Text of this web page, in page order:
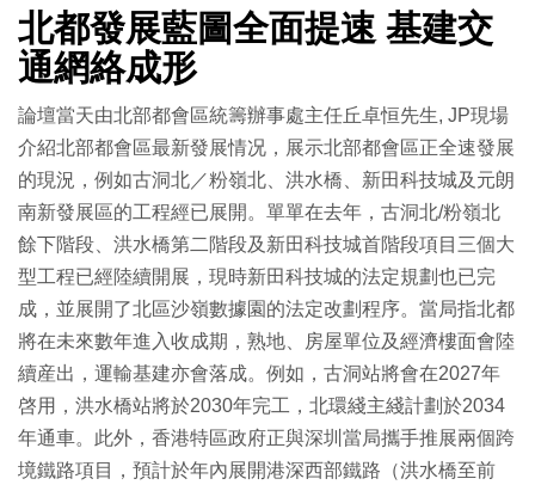
北都發展藍圖全面提速 基建交
通網絡成形
論壇當天由北部都會區統籌辦事處主任丘卓恒先生, JP現場
介紹北部都會區最新發展情况，展示北部都會區正全速發展
的現況，例如古洞北／粉嶺北、洪水橋、新田科技城及元朗
南新發展區的工程經已展開。單單在去年，古洞北/粉嶺北
餘下階段、洪水橋第二階段及新田科技城首階段項目三個大
型工程已經陸續開展，現時新田科技城的法定規劃也已完
成，並展開了北區沙嶺數據園的法定改劃程序。當局指北都
將在未來數年進入收成期，熟地、房屋單位及經濟樓面會陸
續産出，運輸基建亦會落成。例如，古洞站將會在2027年
啓用，洪水橋站將於2030年完工，北環綫主綫計劃於2034
年通車。此外，香港特區政府正與深圳當局攜手推展兩個跨
境鐵路項目，預計於年內展開港深西部鐵路（洪水橋至前